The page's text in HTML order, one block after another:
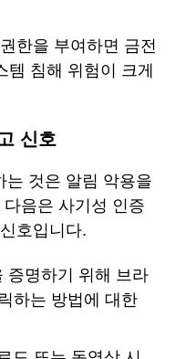
한을 부여하면 금전
침해 위험이 크게
신호
는 것은 알림 악용을
음은 사기성 인증
호입니다.
증명하기 위해 브라
하는 방법에 대한